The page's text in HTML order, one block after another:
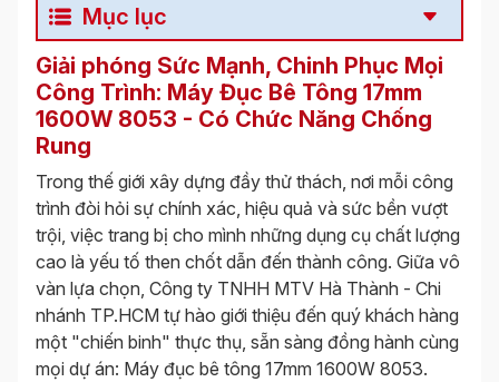
Mục lục
Giải phóng Sức Mạnh, Chinh Phục Mọi
Công Trình: Máy Đục Bê Tông 17mm
1600W 8053 - Có Chức Năng Chống
Rung
Trong thế giới xây dựng đầy thử thách, nơi mỗi công
trình đòi hỏi sự chính xác, hiệu quả và sức bền vượt
trội, việc trang bị cho mình những dụng cụ chất lượng
cao là yếu tố then chốt dẫn đến thành công. Giữa vô
vàn lựa chọn, Công ty TNHH MTV Hà Thành - Chi
nhánh TP.HCM tự hào giới thiệu đến quý khách hàng
một "chiến binh" thực thụ, sẵn sàng đồng hành cùng
mọi dự án: Máy đục bê tông 17mm 1600W 8053.